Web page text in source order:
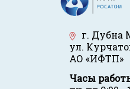
г. Дубна
ул.
АО «ИФТП»
Часы